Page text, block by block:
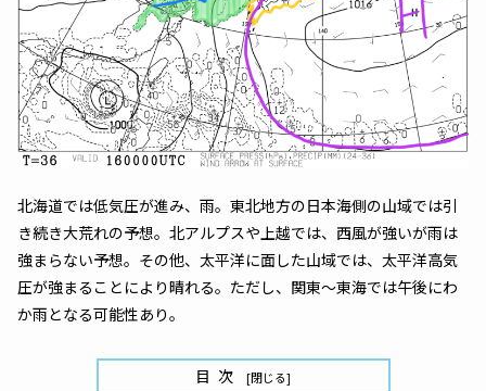
北海道では低気圧が進み、雨。東北地方の日本海側の山域では引
き続き大荒れの予想。北アルプスや上越では、西風が強いが雨は
強まらない予想。その他、太平洋に面した山域では、太平洋高気
圧が強まることにより晴れる。ただし、関東～東海では午後にわ
か雨となる可能性あり。
目次